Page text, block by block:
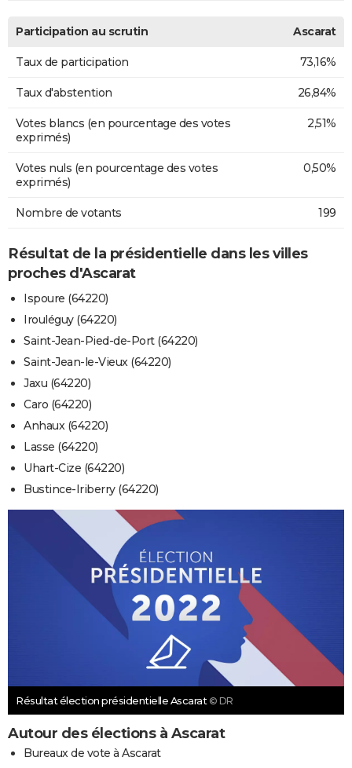
Participation au scrutin Ascarat
Taux de participation 73,16%
Taux d'abstention 26,84%
Votes blancs (en pourcentage des votes
exprimés)
2,51%
Votes nuls (en pourcentage des votes
exprimés)
0,50%
Nombre de votants 199
Résultat de la présidentielle dans les villes
proches d'Ascarat
Ispoure (64220)
Irouléguy (64220)
Saint-Jean-Pied-de-Port (64220)
Saint-Jean-le-Vieux (64220)
Jaxu (64220)
Caro (64220)
Anhaux (64220)
Lasse (64220)
Uhart-Cize (64220)
Bustince-Iriberry (64220)
Résultat élection présidentielle Ascarat © DR
Autour des élections à Ascarat
Bureaux de vote à Ascarat